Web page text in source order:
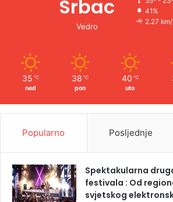
Srbac
Vedro
41%
2.27
35 ℃
ned
38 ℃
pon
40 ℃
uto
Popularno Posljednje
Spektakularna
festivala : Od
svjetskog